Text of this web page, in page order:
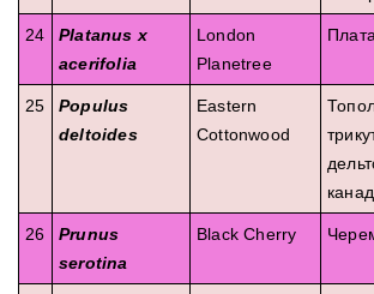
24
Platanus x
acerifolia
London
Planetree
25
Populus
deltoides
Eastern
Cottonwood
26
Prunus
serotina
Black Cherry